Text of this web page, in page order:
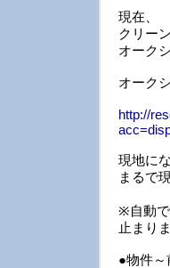
現在、
クリー
オーク
オーク
http://
現地に
まるで
※自動で
止まり
●物件～